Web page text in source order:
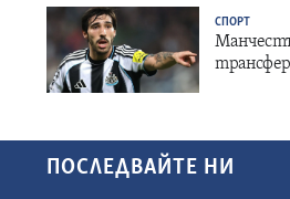
СПОРТ
ПОСЛЕДВАЙТЕ НИ